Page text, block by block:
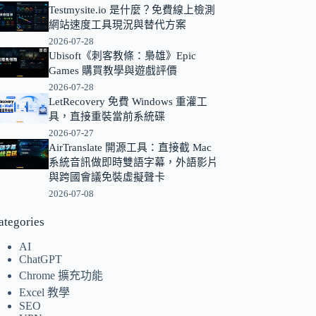
Testmysite.io 是什麼？免費線上檢測
網站速度工具現況與替代方案
2026-07-28
Ubisoft《刺客教條：梟雄》Epic
Games 購買教學與遊戲評價
2026-07-28
LetRecovery 免費 Windows 重灌工
具，直接重裝當前系統碟
2026-07-27
AirTranslate 開源工具：直接截 Mac
系統音訊做即時雙語字幕，外語影片
與跨國會議免裝虛擬聲卡
2026-07-08
AI
ChatGPT
Chrome 擴充功能
Excel 教學
SEO